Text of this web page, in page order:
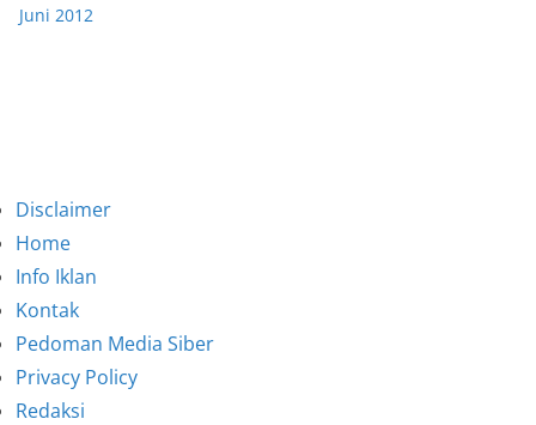
Juni 2012
Disclaimer
Home
Info Iklan
Kontak
Pedoman Media Siber
Privacy Policy
Redaksi